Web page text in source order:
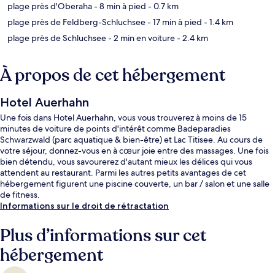
plage près d'Oberaha- 8 min à pied - 0.7 km
plage près de Feldberg-Schluchsee- 17 min à pied - 1.4 km
plage près de Schluchsee- 2 min en voiture- 2.4 km
À propos de cet hébergement
Hotel Auerhahn
Une fois dans Hotel Auerhahn, vous vous trouverez à moins de 15
minutes de voiture de points d'intérêt comme Badeparadies
Schwarzwald (parc aquatique & bien-être) et Lac Titisee. Au cours de
votre séjour, donnez-vous en à cœur joie entre des massages. Une fois
bien détendu, vous savourerez d'autant mieux les délices qui vous
attendent au restaurant. Parmi les autres petits avantages de cet
hébergement figurent une piscine couverte, un bar / salon et une salle
de fitness.
Informations sur le droit de rétractation
Plus d’informations sur cet
hébergement